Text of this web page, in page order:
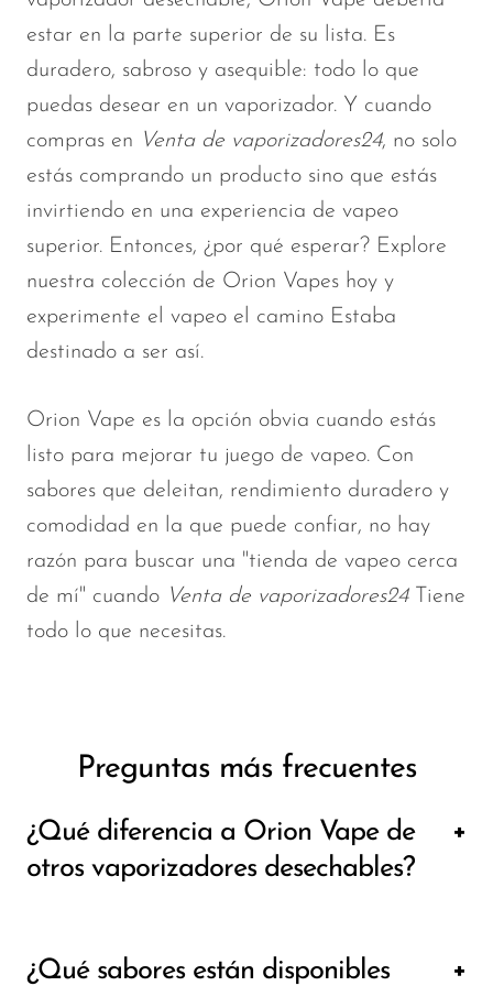
estar en la parte superior de su lista. Es
duradero, sabroso y asequible: todo lo que
puedas desear en un vaporizador. Y cuando
compras en Venta de vaporizadores24, no solo
estás comprando un producto sino que estás
invirtiendo en una experiencia de vapeo
superior. Entonces, ¿por qué esperar? Explore
nuestra colección de Orion Vapes hoy y
experimente el vapeo el camino Estaba
destinado a ser así.
Orion Vape es la opción obvia cuando estás
listo para mejorar tu juego de vapeo. Con
sabores que deleitan, rendimiento duradero y
comodidad en la que puede confiar, no hay
razón para buscar una "tienda de vapeo cerca
de mí" cuando Venta de vaporizadores24Tiene
todo lo que necesitas.
Preguntas más frecuentes
¿Qué diferencia a Orion Vape de
otros vaporizadores desechables?
Orion Vape se destaca por sus
¿Qué sabores están disponibles